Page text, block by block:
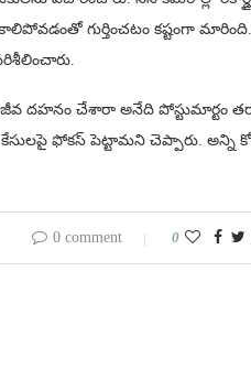
గుర్తించటం కష్టంగా మారింది.
దహనం చేశారా అనేది పోస్టుమార్టం
ఫోకస్ పెట్టామని చెప్పారు. అన్ని
0 comment 0